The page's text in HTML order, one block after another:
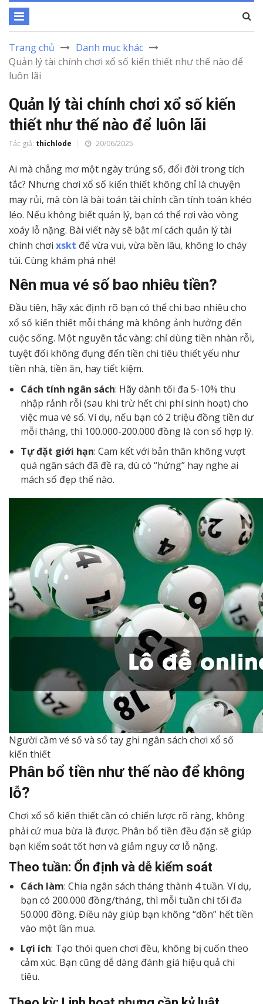
Trang chủ
Danh mục khác
Quản lý tài chính chơi xổ số kiến thiết như thế nào để
luôn lãi
Quản lý tài chính chơi xổ số kiến
thiết như thế nào để luôn lãi
Tác giả: thichlode 20/06/2025
Ai mà chẳng mơ một ngày trúng số, đổi đời trong tích
tắc? Nhưng chơi xổ số kiến thiết không chỉ là chuyện
may rủi, mà còn là bài toán tài chính cần tính toán khéo
léo. Nếu không biết quản lý, bạn có thể rơi vào vòng
xoáy lỗ nặng. Bài viết này sẽ bật mí cách quản lý tài
chính chơi xskt để vừa vui, vừa bền lâu, không lo cháy
túi. Cùng khám phá nhé!
Nên mua vé số bao nhiêu tiền?
Đầu tiên, hãy xác định rõ bạn có thể chi bao nhiêu cho
xổ số kiến thiết mỗi tháng mà không ảnh hưởng đến
cuộc sống. Một nguyên tắc vàng: chỉ dùng tiền nhàn rỗi,
tuyệt đối không đụng đến tiền chi tiêu thiết yếu như
tiền nhà, tiền ăn, hay tiết kiệm.
Cách tính ngân sách: Hãy dành tối đa 5-10% thu
nhập rảnh rỗi (sau khi trừ hết chi phí sinh hoạt) cho
việc mua vé số. Ví dụ, nếu bạn có 2 triệu đồng tiền dư
mỗi tháng, thì 100.000-200.000 đồng là con số hợp lý.
Tự đặt giới hạn: Cam kết với bản thân không vượt
quá ngân sách đã đề ra, dù có “hứng” hay nghe ai
mách số đẹp thế nào.
Người cầm vé số và sổ tay ghi ngân sách chơi xổ số
kiến thiết
Phân bổ tiền như thế nào để không
lỗ?
Chơi xổ số kiến thiết cần có chiến lược rõ ràng, không
phải cứ mua bừa là được. Phân bổ tiền đều đặn sẽ giúp
bạn kiểm soát tốt hơn và giảm nguy cơ lỗ nặng.
Theo tuần: Ổn định và dễ kiểm soát
Cách làm: Chia ngân sách tháng thành 4 tuần. Ví dụ,
bạn có 200.000 đồng/tháng, thì mỗi tuần chi tối đa
50.000 đồng. Điều này giúp bạn không “dồn” hết tiền
vào một lần mua.
Lợi ích: Tạo thói quen chơi đều, không bị cuốn theo
cảm xúc. Bạn cũng dễ dàng đánh giá hiệu quả chi
tiêu.